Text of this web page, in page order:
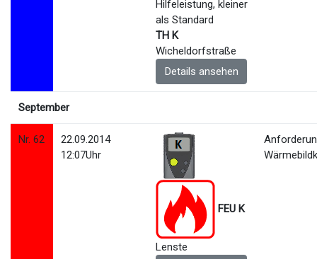
TH K
Wicheldorfstraße
Details ansehen
September
Nr. 62
22.09.2014
12:07Uhr
FEU K
Lenste